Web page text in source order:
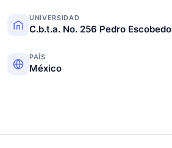
UNIVERSIDAD
C.b.t.a. No. 256 Pedro Escobedo
PAÍS
México